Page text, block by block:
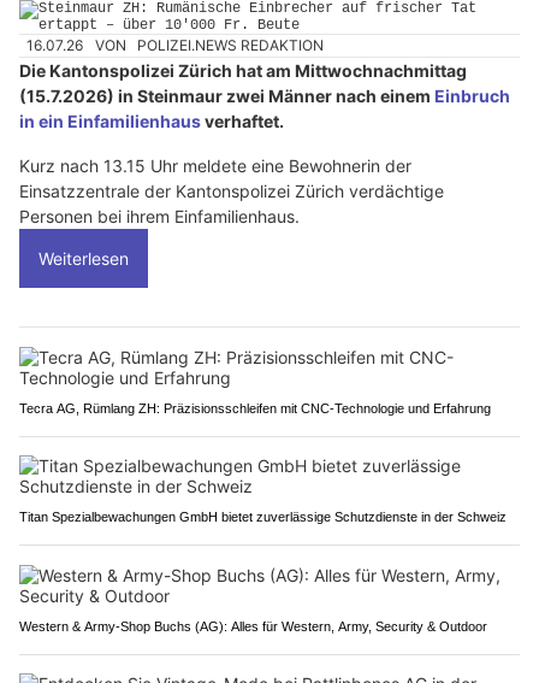
16.07.26 VON POLIZEI.NEWS REDAKTION
Die Kantonspolizei Zürich hat am Mittwochnachmittag
(15.7.2026) in Steinmaur zwei Männer nach einem Einbruch
in ein Einfamilienhausverhaftet.
Kurz nach 13.15 Uhr meldete eine Bewohnerin der
Einsatzzentrale der Kantonspolizei Zürich verdächtige
Personen bei ihrem Einfamilienhaus.
Weiterlesen
Tecra AG, Rümlang ZH: Präzisionsschleifen mit CNC-Technologie und Erfahrung
Titan Spezialbewachungen GmbH bietet zuverlässige Schutzdienste in der Schweiz
Western & Army-Shop Buchs (AG): Alles für Western, Army, Security & Outdoor